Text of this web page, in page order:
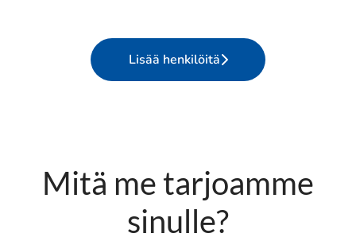
Lisää henkilöitä
Mitä me tarjoamme
sinulle?